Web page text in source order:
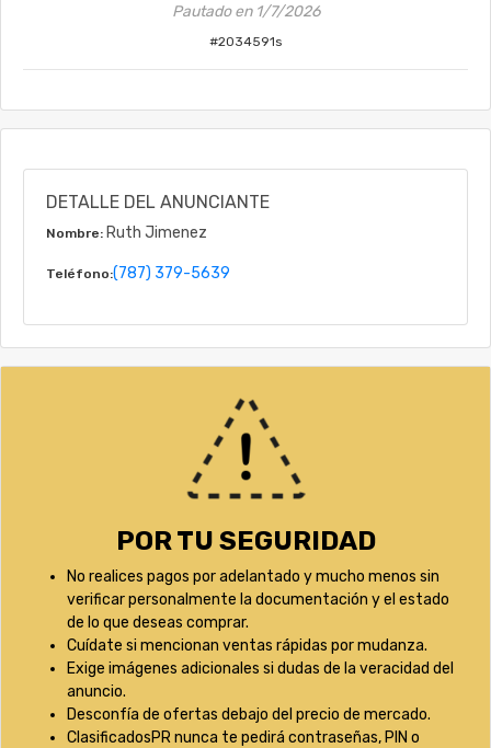
Pautado en 1/7/2026
#2034591s
DETALLE DEL ANUNCIANTE
Nombre: Ruth Jimenez
Teléfono:(787) 379-5639
POR TU SEGURIDAD
No realices pagos por adelantado y mucho menos sin
verificar personalmente la documentación y el estado
de lo que deseas comprar.
Cuídate si mencionan ventas rápidas por mudanza.
Exige imágenes adicionales si dudas de la veracidad del
anuncio.
Desconfía de ofertas debajo del precio de mercado.
ClasificadosPR nunca te pedirá contraseñas, PIN o